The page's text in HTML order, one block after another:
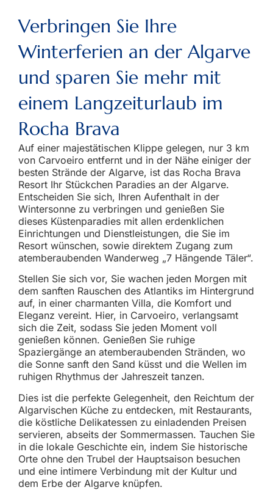
Verbringen Sie Ihre
Winterferien an der Algarve
und sparen Sie mehr mit
einem Langzeiturlaub im
Rocha Brava
Auf einer majestätischen Klippe gelegen, nur 3 km
von Carvoeiro entfernt und in der Nähe einiger der
besten Strände der Algarve, ist das Rocha Brava
Resort Ihr Stückchen Paradies an der Algarve.
Entscheiden Sie sich, Ihren Aufenthalt in der
Wintersonne zu verbringen und genießen Sie
dieses Küstenparadies mit allen erdenklichen
Einrichtungen und Dienstleistungen, die Sie im
Resort wünschen, sowie direktem Zugang zum
atemberaubenden Wanderweg „7 Hängende Täler“.
Stellen Sie sich vor, Sie wachen jeden Morgen mit
dem sanften Rauschen des Atlantiks im Hintergrund
auf, in einer charmanten Villa, die Komfort und
Eleganz vereint. Hier, in Carvoeiro, verlangsamt
sich die Zeit, sodass Sie jeden Moment voll
genießen können. Genießen Sie ruhige
Spaziergänge an atemberaubenden Stränden, wo
die Sonne sanft den Sand küsst und die Wellen im
ruhigen Rhythmus der Jahreszeit tanzen.
Dies ist die perfekte Gelegenheit, den Reichtum der
Algarvischen Küche zu entdecken, mit Restaurants,
die köstliche Delikatessen zu einladenden Preisen
servieren, abseits der Sommermassen. Tauchen Sie
in die lokale Geschichte ein, indem Sie historische
Orte ohne den Trubel der Hauptsaison besuchen
und eine intimere Verbindung mit der Kultur und
dem Erbe der Algarve knüpfen.